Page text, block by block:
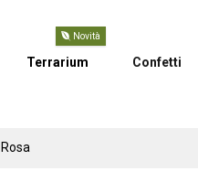
Terrarium
Novità
Confetti